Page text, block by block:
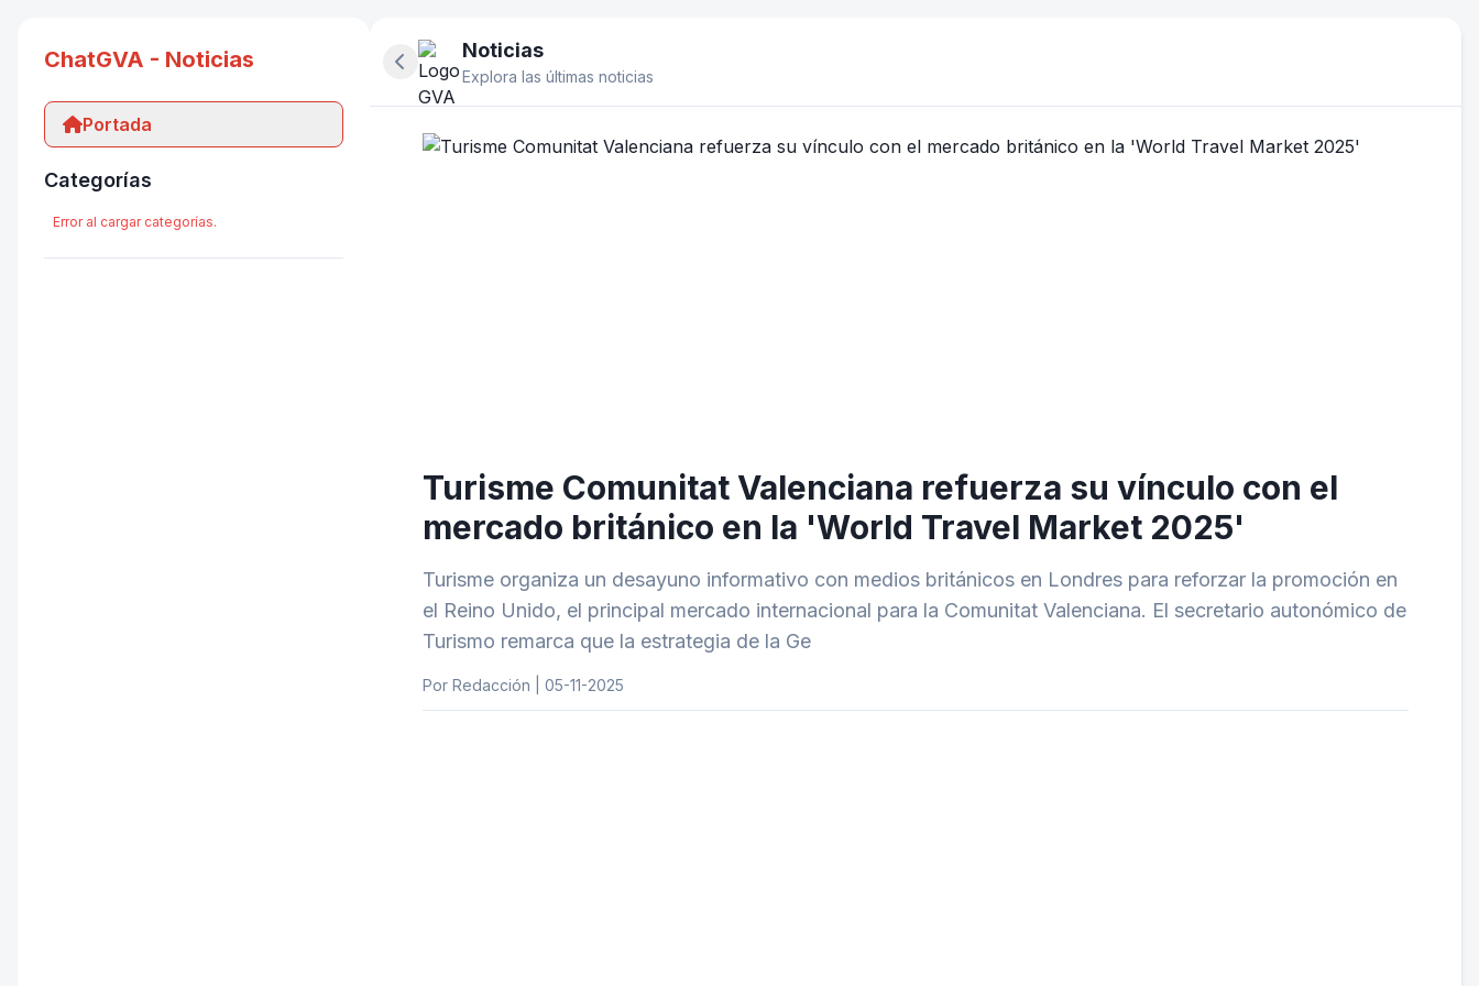
ChatGVA - Noticias
Portada
Categorías
Error al cargar categorías.
Ocultar panel lateral
Noticias
Explora las últimas noticias
Turisme Comunitat Valenciana refuerza su vínculo con el
mercado británico en la 'World Travel Market 2025'
Turisme organiza un desayuno informativo con medios británicos en Londres para reforzar la promoción en
el Reino Unido, el principal mercado internacional para la Comunitat Valenciana. El secretario autonómico de
Turismo remarca que la estrategia de la Ge
Por Redacción | 05-11-2025